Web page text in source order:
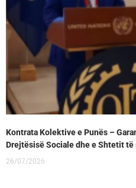
Kontrata Kolektive e Punës –
Drejtësisë Sociale dhe e Shtetit të
26/07/2026